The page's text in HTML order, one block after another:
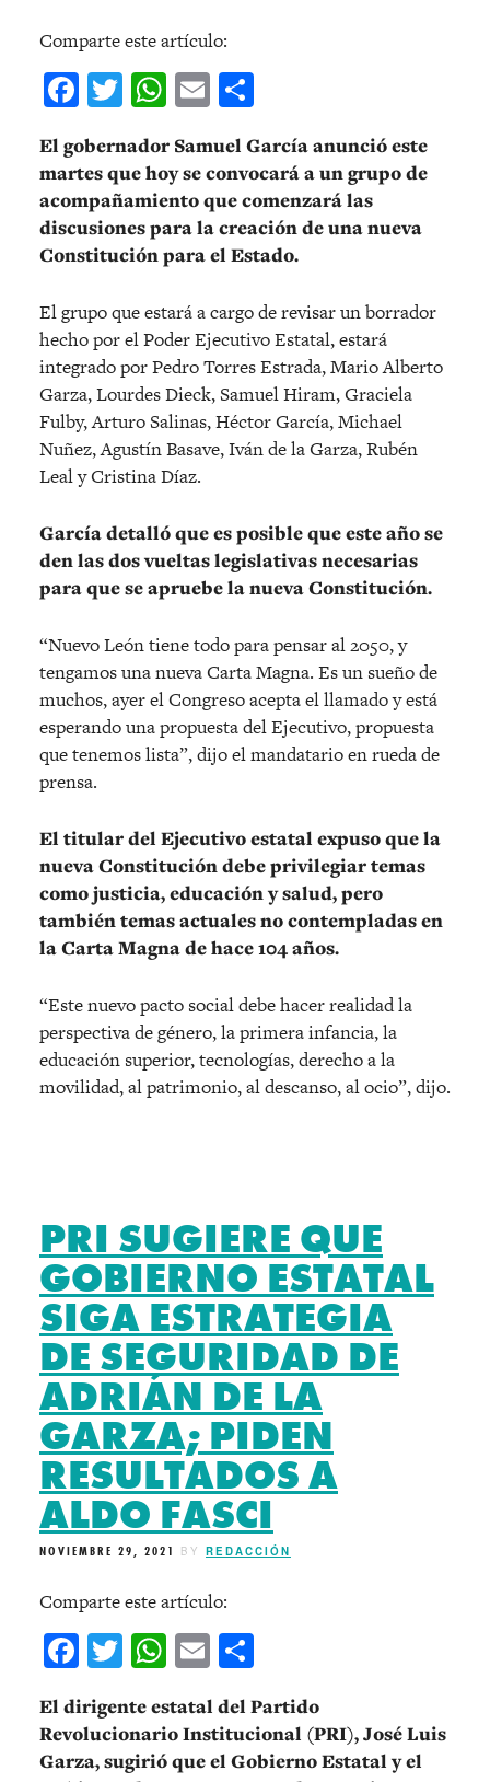
Comparte este artículo:
Facebook
Twitter
WhatsApp
Email
El gobernador Samuel García anunció este
martes que hoy se convocará a un grupo de
acompañamiento que comenzará las
discusiones para la creación de una nueva
Constitución para el Estado.
El grupo que estará a cargo de revisar un borrador
hecho por el Poder Ejecutivo Estatal, estará
integrado por Pedro Torres Estrada, Mario Alberto
Garza, Lourdes Dieck, Samuel Hiram, Graciela
Fulby, Arturo Salinas, Héctor García, Michael
Nuñez, Agustín Basave, Iván de la Garza, Rubén
Leal y Cristina Díaz.
García detalló que es posible que este año se
den las dos vueltas legislativas necesarias
para que se apruebe la nueva Constitución.
“Nuevo León tiene todo para pensar al 2050, y
tengamos una nueva Carta Magna. Es un sueño de
muchos, ayer el Congreso acepta el llamado y está
esperando una propuesta del Ejecutivo, propuesta
que tenemos lista”, dijo el mandatario en rueda de
prensa.
El titular del Ejecutivo estatal expuso que la
nueva Constitución debe privilegiar temas
como justicia, educación y salud, pero
también temas actuales no contempladas en
la Carta Magna de hace 104 años.
“Este nuevo pacto social debe hacer realidad la
perspectiva de género, la primera infancia, la
educación superior, tecnologías, derecho a la
movilidad, al patrimonio, al descanso, al ocio”, dijo.
PRI SUGIERE QUE
GOBIERNO ESTATAL
SIGA ESTRATEGIA
DE SEGURIDAD DE
ADRIÁN DE LA
GARZA; PIDEN
RESULTADOS A
ALDO FASCI
NOVIEMBRE 29, 2021 BY REDACCIÓN
Comparte este artículo:
Facebook
Twitter
WhatsApp
Email
El dirigente estatal del Partido
Revolucionario Institucional (PRI), José Luis
Garza, sugirió que el Gobierno Estatal y el